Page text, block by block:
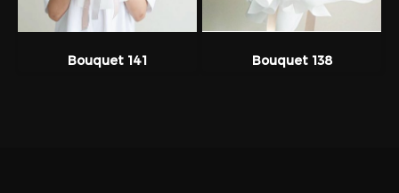
Bouquet 141 Bouquet 138